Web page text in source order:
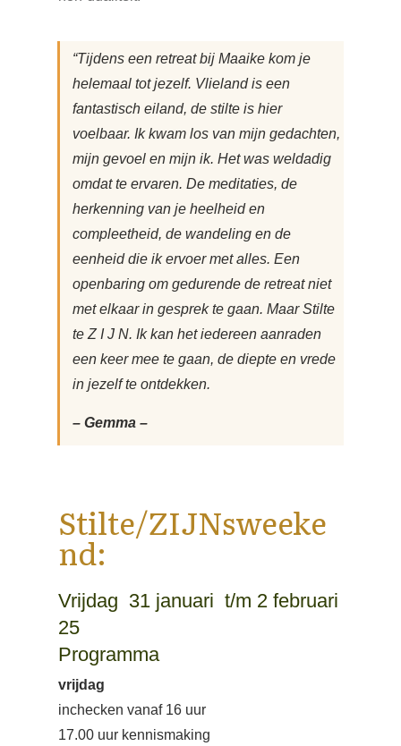
“Tijdens een retreat bij Maaike kom je
helemaal tot jezelf. Vlieland is een
fantastisch eiland, de stilte is hier
voelbaar. Ik kwam los van mijn gedachten,
mijn gevoel en mijn ik. Het was weldadig
omdat te ervaren. De meditaties, de
herkenning van je heelheid en
compleetheid, de wandeling en de
eenheid die ik ervoer met alles. Een
openbaring om gedurende de retreat niet
met elkaar in gesprek te gaan. Maar Stilte
te Z I J N. Ik kan het iedereen aanraden
een keer mee te gaan, de diepte en vrede
in jezelf te ontdekken.
– Gemma –
Stilte/ZIJNsweeke
nd:
Vrijdag 31 januari t/m 2 februari
25
Programma
vrijdag
inchecken vanaf 16 uur
17.00 uur kennismaking